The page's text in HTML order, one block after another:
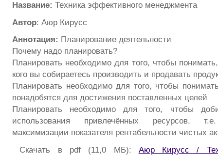
Название: Техника эффективного менеджмента
Автор: Аюр Кирусс
Аннотация: Планирование деятельности
Почему надо планировать?
Планировать необходимо для того, чтобы
кого вы собираетесь производить и продавать
Планировать необходимо для того, чтобы
понадобятся для достижения поставленных целей
Планировать необходимо для того, чтобы
использования привлечённых ресурсов,
максимизации показателя рентабельности чистых
Скачать в pdf (11,0 МБ): Аюр Кирусс /